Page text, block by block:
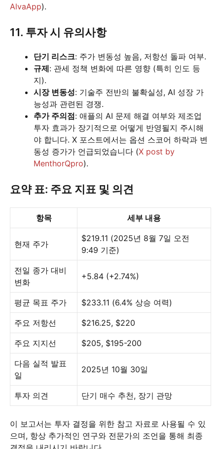
AlvaApp).
11. 투자 시 유의사항
단기 리스크: 주가 변동성 높음, 저항선 돌파 여부.
규제: 관세 정책 변화에 따른 영향 (특히 인도 등
지).
시장 변동성: 기술주 전반의 불확실성, AI 성장 가
능성과 관련된 경쟁.
추가 주의점: 애플의 AI 문제 해결 여부와 제조업
투자 효과가 장기적으로 어떻게 반영될지 주시해
야 합니다. X 포스트에서는 옵션 스코어 하락과 변
동성 증가가 언급되었습니다 (X post by
MenthorQpro).
요약 표: 주요 지표 및 의견
항목 세부 내용
현재 주가
$219.11 (2025년 8월 7일 오전
9:49 기준)
전일 종가 대비
변화
+5.84 (+2.74%)
평균 목표 주가 $233.11 (6.4% 상승 여력)
주요 저항선 $216.25, $220
주요 지지선 $205, $195-200
다음 실적 발표
일
2025년 10월 30일
투자 의견 단기 매수 추천, 장기 관망
이 보고서는 투자 결정을 위한 참고 자료로 사용될 수 있
으며, 항상 추가적인 연구와 전문가의 조언을 통해 최종